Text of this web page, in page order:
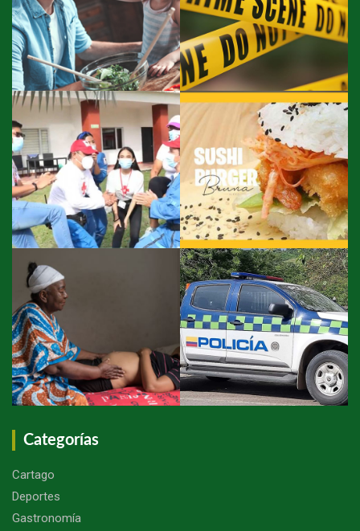
Categorías
Cartago
Deportes
Gastronomía